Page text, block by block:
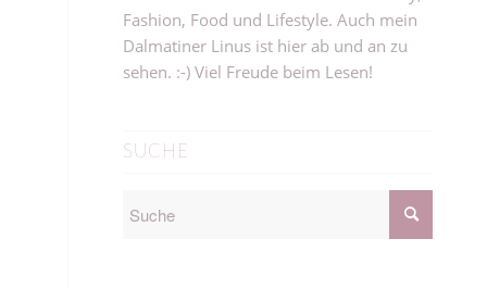
Fashion, Food und Lifestyle. Auch mein
Dalmatiner Linus ist hier ab und an zu
sehen. :-) Viel Freude beim Lesen!
SUCHE